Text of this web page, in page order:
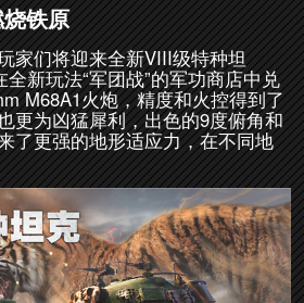
铁原
们将迎来全新VIII级特种坦
全新玩法“军团战”的军功商店中兑
M68A1火炮，精度和火控得到了
更为凶猛犀利，出色的9度俯角和
了更强的地形适应力，在不同地